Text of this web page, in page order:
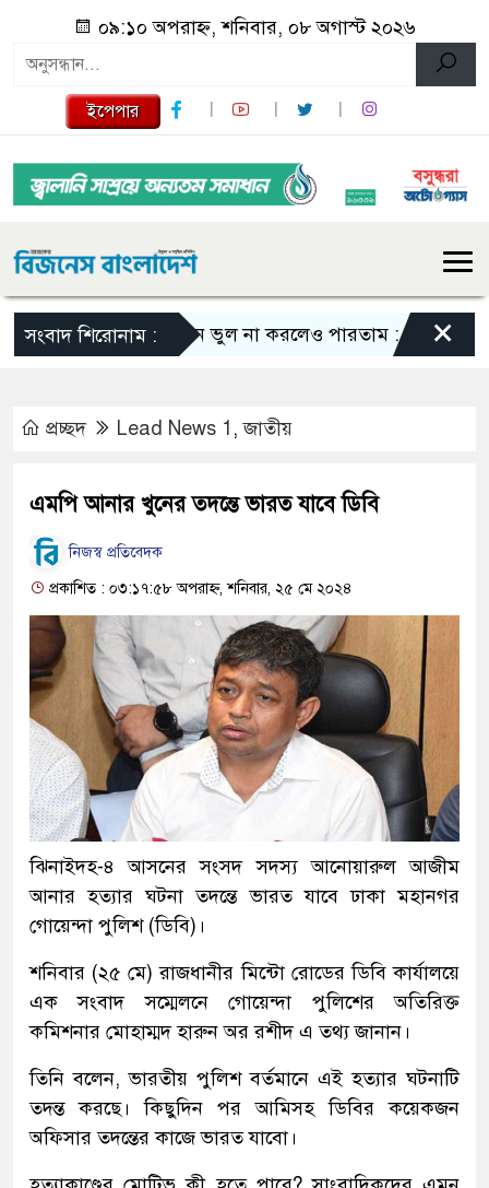
০৯:১০ অপরাহ্ন, শনিবার, ০৮ অগাস্ট ২০২৬
ইপেপার
সংবাদ শিরোনাম :এমন ভুল না করলেও পারতাম : শাকিব খান×
প্রচ্ছদ Lead News 1 ,জাতীয়
এমপি আনার খুনের তদন্তে ভারত যাবে ডিবি
নিজস্ব প্রতিবেদক
প্রকাশিত : ০৩:১৭:৫৮ অপরাহ্ন, শনিবার, ২৫ মে ২০২৪
ঝিনাইদহ-৪ আসনের সংসদ সদস্য আনোয়ারুল আজীম
আনার হত্যার ঘটনা তদন্তে ভারত যাবে ঢাকা মহানগর
গোয়েন্দা পুলিশ (ডিবি)।
শনিবার (২৫ মে) রাজধানীর মিন্টো রোডের ডিবি কার্যালয়ে
এক সংবাদ সম্মেলনে গোয়েন্দা পুলিশের অতিরিক্ত
কমিশনার মোহাম্মদ হারুন অর রশীদ এ তথ্য জানান।
তিনি বলেন, ভারতীয় পুলিশ বর্তমানে এই হত্যার ঘটনাটি
তদন্ত করছে। কিছুদিন পর আমিসহ ডিবির কয়েকজন
অফিসার তদন্তের কাজে ভারত যাবো।